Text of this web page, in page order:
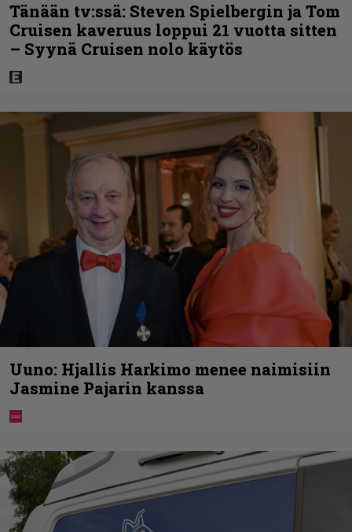
Tänään tv:ssä: Steven Spielbergin ja Tom
Cruisen kaveruus loppui 21 vuotta sitten
– Syynä Cruisen nolo käytös
Uuno: Hjallis Harkimo menee naimisiin
Jasmine Pajarin kanssa